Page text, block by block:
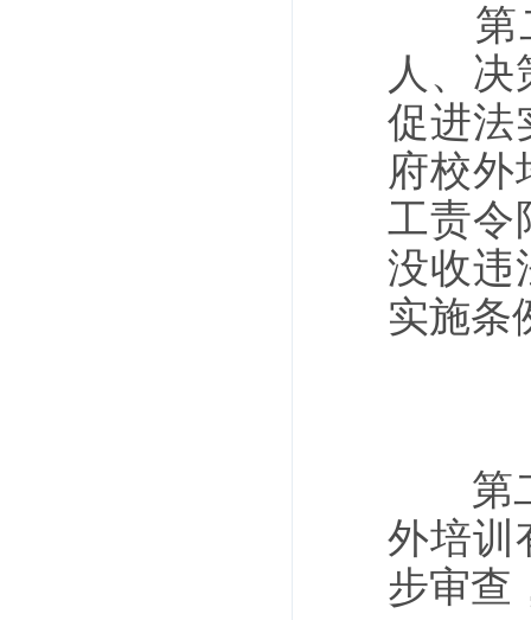
第二
人、
促进法
府校外
工责令
没收违
实施条
第二
外培训
步审查